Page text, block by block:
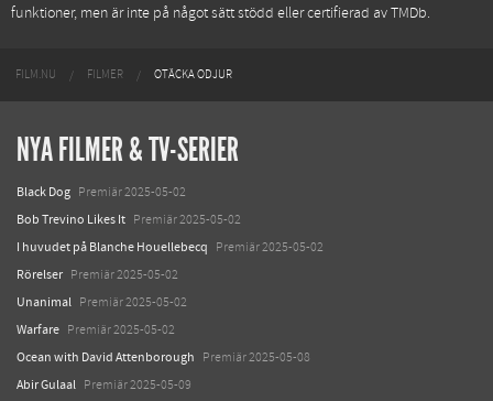
funktioner, men är inte på något sätt stödd eller certifierad av TMDb.
FILM.NU FILMER OTÄCKA ODJUR
NYA FILMER & TV-SERIER
Black Dog Premiär 2025-05-02
Bob Trevino Likes It Premiär 2025-05-02
I huvudet på Blanche Houellebecq Premiär 2025-05-02
Rörelser Premiär 2025-05-02
Unanimal Premiär 2025-05-02
Warfare Premiär 2025-05-02
Ocean with David Attenborough Premiär 2025-05-08
Abir Gulaal Premiär 2025-05-09